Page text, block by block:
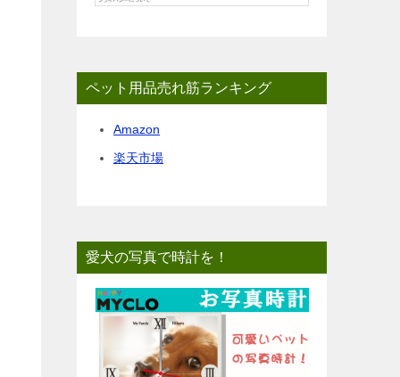
ペット用品売れ筋ランキング
Amazon
楽天市場
愛犬の写真で時計を！